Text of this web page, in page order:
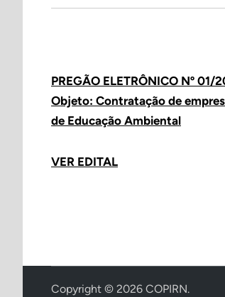
PREGÃO ELETRÔNICO Nº 01/
Objeto: Contratação de
de Educação Ambiental
VER EDITAL
Copyright © 2026 COPIRN.